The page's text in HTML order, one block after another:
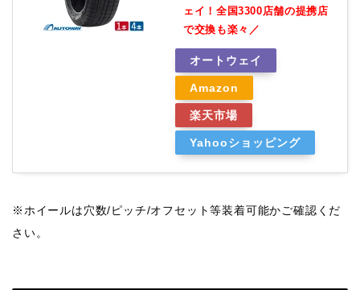
ェイ！全国3300店舗の提携店
で交換も楽々／
オートウェイ
Amazon
楽天市場
Yahooショッピング
※ホイールは穴数/ピッチ/オフセット等装着可能かご確認くだ
さい。